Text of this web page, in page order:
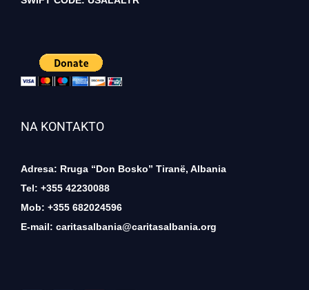
NA KONTAKTO
Adresa: Rruga “Don Bosko” Tiranë, Albania
Tel: +355 42230088
Mob: +355 682024596
E-mail: caritasalbania@caritasalbania.org